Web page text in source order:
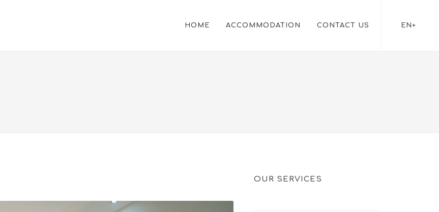
EN+
HOME ACCOMMODATION CONTACT US
OUR SERVICES